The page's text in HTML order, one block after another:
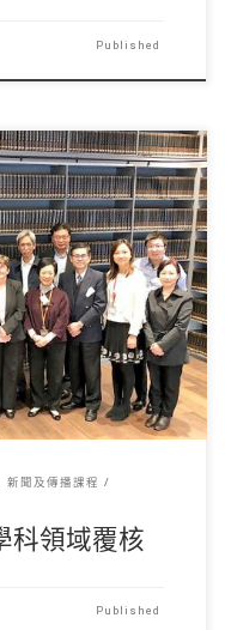
Published
新聞及傳播課程
科領域覆核
Published